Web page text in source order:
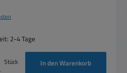
2-4 Tage
Wert ein oder benutze die Schaltflächen um
Stück In den Warenkorb